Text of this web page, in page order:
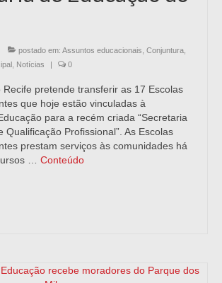
postado em: Assuntos educacionais Conjuntura
Notícias 0
Recife pretende transferir as 17 Escolas
que hoje estão vinculadas à
para a recém criada “Secretaria
Qualificação Profissional”. As Escolas
prestam serviços às comunidades há
… Conteúdo